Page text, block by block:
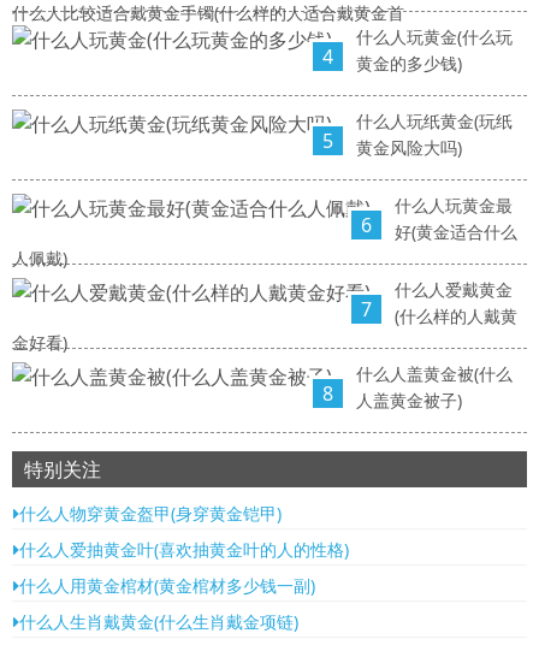
什么人比较适合戴黄金手镯(什么样的人适合戴黄金首
4
什么人玩黄金(什么玩
黄金的多少钱)
5
什么人玩纸黄金(玩纸
黄金风险大吗)
6
什么人玩黄金最
好(黄金适合什么
人佩戴)
7
什么人爱戴黄金
(什么样的人戴黄
金好看)
8
什么人盖黄金被(什么
人盖黄金被子)
特别关注
什么人物穿黄金盔甲(身穿黄金铠甲)
什么人爱抽黄金叶(喜欢抽黄金叶的人的性格)
什么人用黄金棺材(黄金棺材多少钱一副)
什么人生肖戴黄金(什么生肖戴金项链)